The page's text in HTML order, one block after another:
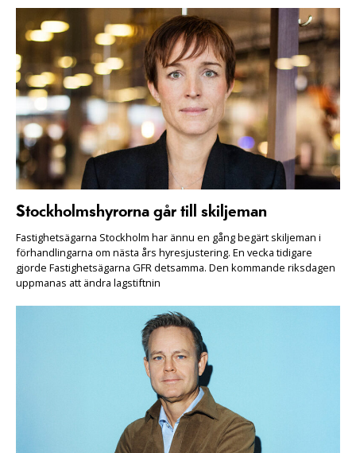
Stockholmshyrorna går till skiljeman
Fastighetsägarna Stockholm har ännu en gång begärt skiljeman i
förhandlingarna om nästa års hyresjustering. En vecka tidigare
gjorde Fastighetsägarna GFR detsamma. Den kommande riksdagen
uppmanas att ändra lagstiftnin